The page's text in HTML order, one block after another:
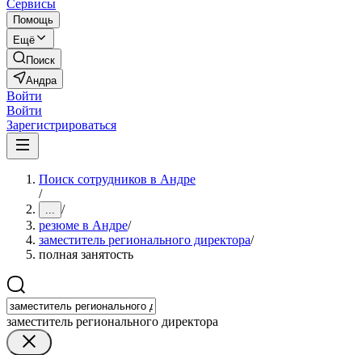
Сервисы
Помощь
Ещё
Поиск
Андра
Войти
Войти
Зарегистрироваться
Поиск сотрудников в Андре
/
... /
резюме в Андре/
заместитель регионального директора/
полная занятость
заместитель регионального директора